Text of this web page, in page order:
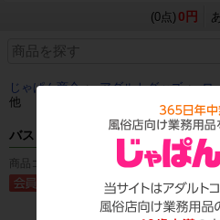
(0点) 0円
じゃぱん商会 ＞アダルトグッズ ＞ロ
他
バストバスター
商品コード：T_1327